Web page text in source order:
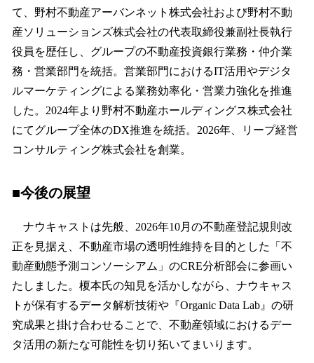
て、野村不動産アーバンネット株式会社および野村不動
産ソリューションズ株式会社の代表取締役兼副社長執行
役員を歴任し、グループの不動産投資銀行業務・仲介業
務・営業部門を統括。営業部門におけるIT活用やデジタ
ルマーケティングによる業務効率化・営業力強化を推進
した。2024年より野村不動産ホールディングス株式会社
にてグループ全体のDX推進を統括。2026年、リープ経営
コンサルティング株式会社を創業。
■今後の展望
ナウキャストは先般、2026年10月の不動産登記規則改
正を見据え、不動産市場の透明性維持を目的とした「不
動産動態予測コンソーシアム」のCRE分析部会に参画い
たしました。榎本氏の知見を活かしながら、ナウキャス
トが保有するデータ解析技術や『Organic Data Lab』の研
究成果と掛け合わせることで、不動産領域におけるデー
タ活用の新たな可能性を切り拓いてまいります。